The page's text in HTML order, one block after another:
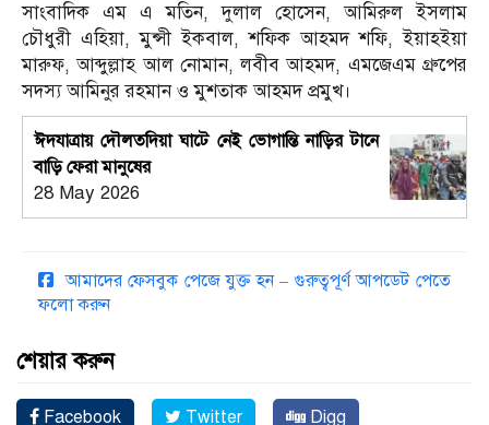
সাংবাদিক এম এ মতিন, দুলাল হোসেন, আমিরুল ইসলাম
চৌধুরী এহিয়া, মুন্সী ইকবাল, শফিক আহমদ শফি, ইয়াহইয়া
মারুফ, আব্দুল্লাহ আল নোমান, লবীব আহমদ, এমজেএম গ্রুপের
সদস্য আমিনুর রহমান ও মুশতাক আহমদ প্রমুখ।
ঈদযাত্রায় দৌলতদিয়া ঘাটে নেই ভোগান্তি নাড়ির টানে
বাড়ি ফেরা মানুষের
28 May 2026
আমাদের ফেসবুক পেজে যুক্ত হন – গুরুত্বপূর্ণ আপডেট পেতে
ফলো করুন
শেয়ার করুন
Facebook Twitter Digg